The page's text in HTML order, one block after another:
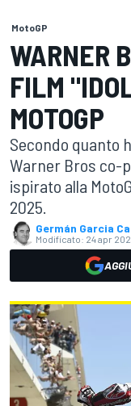
MotoGP
WARNER
FILM
MOTOGP
Secondo quanto
Warner Bros co-
ispirato alla
2025.
Germán Garcia
Modificato: 24 apr